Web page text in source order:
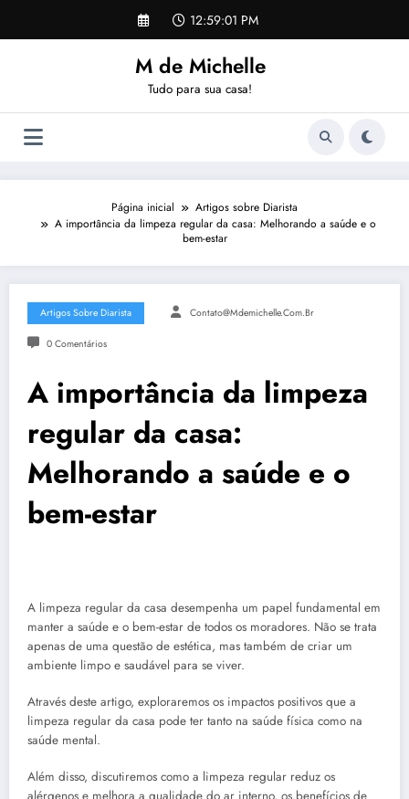
o
12:59:02 PM
M de Michelle
Tudo para sua casa!
Página inicial
Artigos sobre Diarista
A importância da limpeza regular da casa: Melhorando a saúde e o
bem-estar
Artigos Sobre Diarista Contato@mdemichelle.com.br
0 Comentários
A importância da limpeza
regular da casa:
Melhorando a saúde e o
bem-estar
A limpeza regular da casa desempenha um papel fundamental em
manter a saúde e o bem-estar de todos os moradores. Não se trata
apenas de uma questão de estética, mas também de criar um
ambiente limpo e saudável para se viver.
Através deste artigo, exploraremos os impactos positivos que a
limpeza regular da casa pode ter tanto na saúde física como na
saúde mental.
Além disso, discutiremos como a limpeza regular reduz os